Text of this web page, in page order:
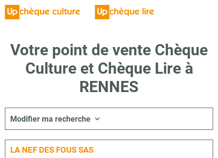
Votre point de vente Chèque
Culture et Chèque Lire à
RENNES
Modifier ma recherche
LA NEF DES FOUS SAS